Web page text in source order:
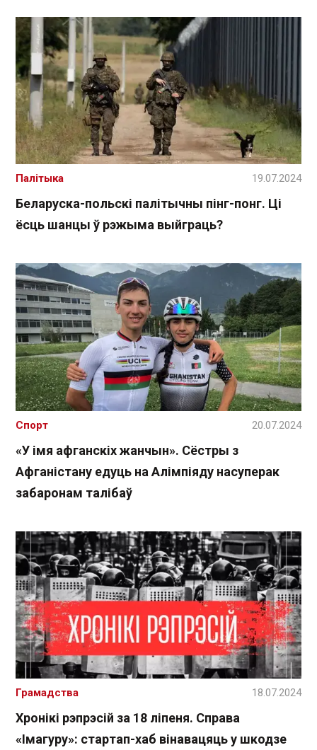
Беларуска-польскі палітычны пінг-понг. Ці
ёсць шанцы ў рэжыма выйграць?
Палітыка 19.07.2024
«У імя афганскіх жанчын». Сёстры з
Афганістану едуць на Алімпіяду насуперак
забаронам талібаў
Спорт 20.07.2024
Хронікі рэпрэсій за 18 ліпеня. Справа
«Імагуру»: стартап-хаб вінавацяць у шкодзе
Грамадства 18.07.2024